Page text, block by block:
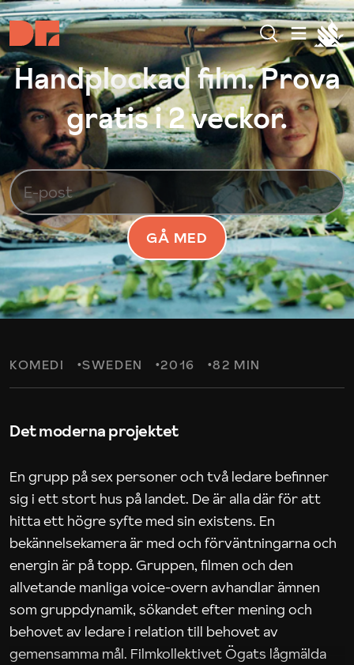
Handplockad film. Prova
gratis i 2 veckor.
GÅ MED
KOMEDI SWEDEN 2016 82 MIN
Det moderna projektet
En grupp på sex personer och två ledare befinner
sig i ett stort hus på landet. De är alla där för att
hitta ett högre syfte med sin existens. En
bekännelsekamera är med och förväntningarna och
energin är på topp. Gruppen, filmen och den
allvetande manliga voice-overn avhandlar ämnen
som gruppdynamik, sökandet efter mening och
behovet av ledare i relation till behovet av
gemensamma mål. Filmkollektivet Ögats lågmälda